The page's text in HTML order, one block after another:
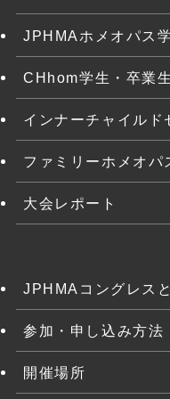
JPHMAホメオパス
CHhom学生・卒業
インナーチャイルド
ファミリーホメオパ
大会レポート
JPHMAコングレス
参加・申し込み方法
開催場所